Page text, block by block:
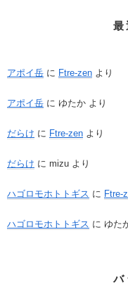
最
アポイ岳 に Ftre-zen より
アポイ岳 に ゆたか より
だらけ に Ftre-zen より
だらけ に mizu より
ハゴロモホトトギス に Ftre-
ハゴロモホトトギス に ゆた
バ